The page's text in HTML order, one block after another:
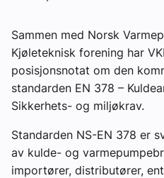
Sammen med Norsk
Kjøleteknisk forening har
posisjonsnotat om den
standarden EN 378 –
Sikkerhets- og miljøkrav.
Standarden NS-EN 378 er
av kulde- og
importører, distributører,